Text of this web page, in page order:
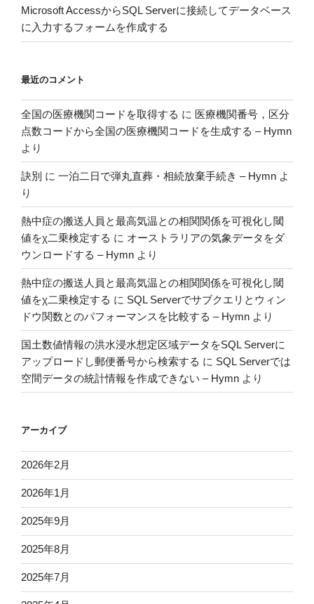
し
た
話”
Microsoft AccessからSQL Serverに接続してデータベース
に入力するフォームを作成する
最近のコメント
全国の医療機関コードを取得する に 医療機関番号，区分
点数コードから全国の医療機関コードを生成する – Hymn
より
訣別 に 一泊二日で弾丸直葬・相続放棄手続き – Hymn よ
り
熱中症の搬送人員と最高気温との相関関係を可視化し閾
値をχ二乗検定する に オーストラリアの気象データをダ
ウンロードする – Hymn より
熱中症の搬送人員と最高気温との相関関係を可視化し閾
値をχ二乗検定する に SQL Serverでサブクエリとウィン
ドウ関数とのパフォーマンスを比較する – Hymn より
国土数値情報の洪水浸水想定区域データをSQL Serverに
アップロードし郵便番号から検索する に SQL Serverでは
空間データの統計情報を作成できない – Hymn より
アーカイブ
2026年2月
2026年1月
2025年9月
2025年8月
2025年7月